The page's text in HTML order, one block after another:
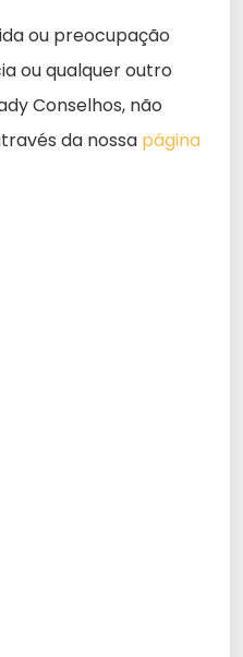
ou preocupação
ou qualquer outro
Conselhos, não
da nossa página